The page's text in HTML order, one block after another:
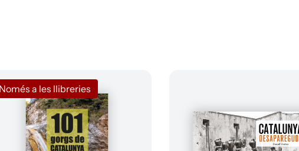
Només a les llibreries